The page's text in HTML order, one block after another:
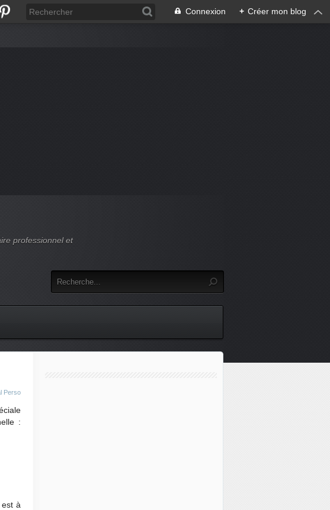
Connexion + Créer mon blog
professionnel et
Perso
:
est à